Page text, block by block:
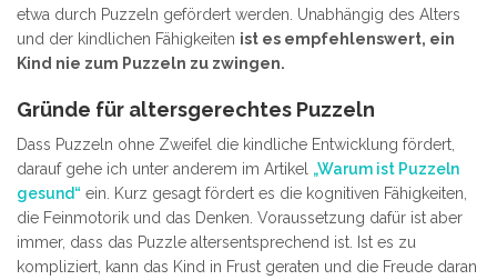
etwa durch Puzzeln gefördert werden. Unabhängig des Alters
und der kindlichen Fähigkeiten ist es empfehlenswert, ein
Kind nie zum Puzzeln zu zwingen.
Gründe für altersgerechtes Puzzeln
Dass Puzzeln ohne Zweifel die kindliche Entwicklung fördert,
darauf gehe ich unter anderem im Artikel „Warum ist Puzzeln
gesund“ ein. Kurz gesagt fördert es die kognitiven Fähigkeiten,
die Feinmotorik und das Denken. Voraussetzung dafür ist aber
immer, dass das Puzzle altersentsprechend ist. Ist es zu
kompliziert, kann das Kind in Frust geraten und die Freude daran